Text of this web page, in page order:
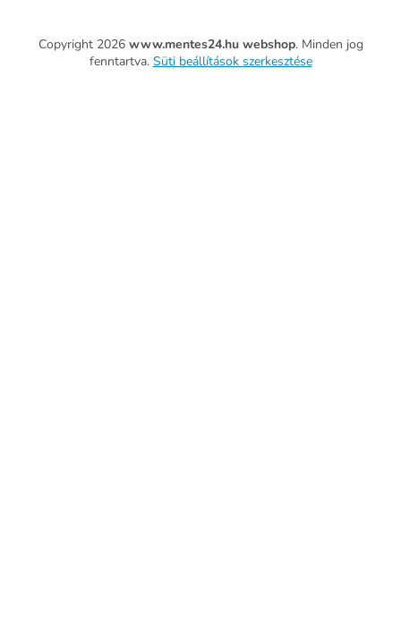
Copyright 2026 www.mentes24.hu webshop. Minden jog
fenntartva. Süti beállítások szerkesztése